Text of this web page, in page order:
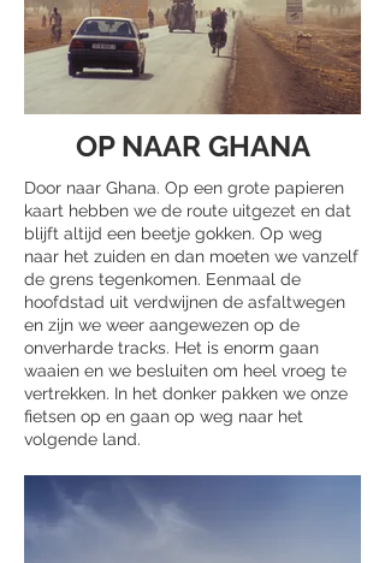
OP NAAR GHANA
Door naar Ghana. Op een grote papieren
kaart hebben we de route uitgezet en dat
blijft altijd een beetje gokken. Op weg
naar het zuiden en dan moeten we vanzelf
de grens tegenkomen. Eenmaal de
hoofdstad uit verdwijnen de asfaltwegen
en zijn we weer aangewezen op de
onverharde tracks. Het is enorm gaan
waaien en we besluiten om heel vroeg te
vertrekken. In het donker pakken we onze
fietsen op en gaan op weg naar het
volgende land.